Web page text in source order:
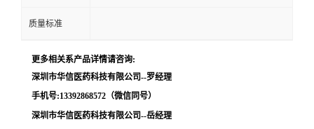
质量标准
更多相关系产品详情请咨询:
深圳市华信医药科技有限公司--罗经理
手机号:13392868572（微信同号）
深圳市华信医药科技有限公司--岳经理